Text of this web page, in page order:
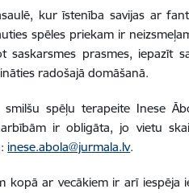
kur īstenība savijas ar
spēles priekam ir
saskarsmes prasmes, iepazīt
radošajā domāšanā.
smilšu spēļu terapeite Inese
ir obligāta, jo vietu
inese.abola@jurmala.lv.
kopā ar vecākiem ir arī iespēja